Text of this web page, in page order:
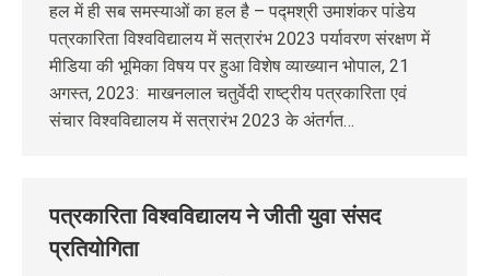
हल में ही सब समस्याओं का हल है – पद्मश्री उमाशंकर पांडेय
पत्रकारिता विश्वविद्यालय में सत्रारंभ 2023 पर्यावरण संरक्षण में
मीडिया की भूमिका विषय पर हुआ विशेष व्याख्यान भोपाल, 21
अगस्त, 2023: माखनलाल चतुर्वेदी राष्ट्रीय पत्रकारिता एवं
संचार विश्वविद्यालय में सत्रारंभ 2023 के अंतर्गत…
पत्रकारिता विश्वविद्यालय ने जीती युवा संसद
प्रतियोगिता